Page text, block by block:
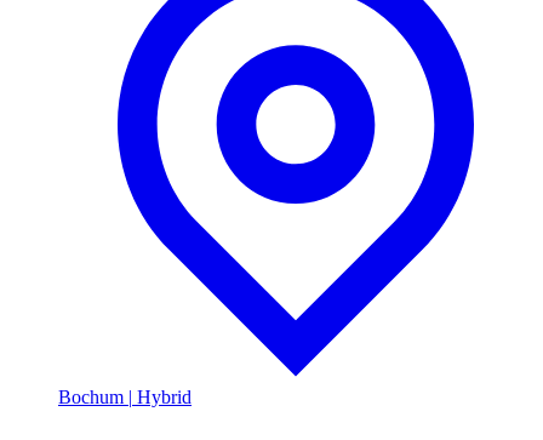
Bochum | Hybrid